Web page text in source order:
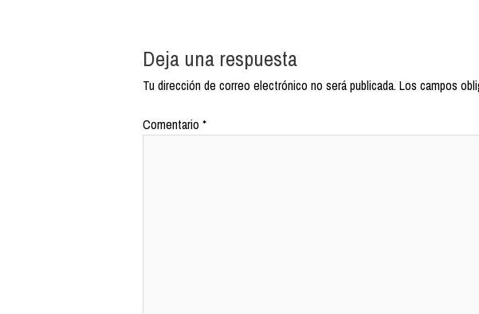
Deja una respuesta
Tu dirección de correo electrónico no será publicada.Los campos
Comentario *